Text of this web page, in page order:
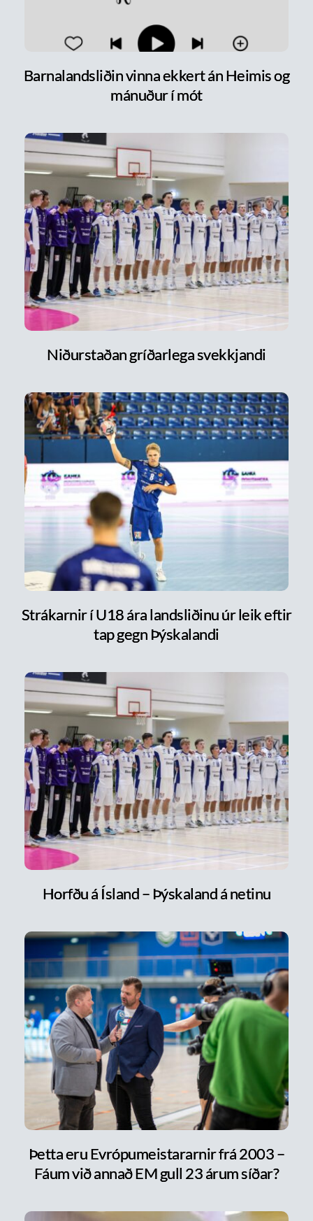
Barnalandsliðin vinna ekkert án Heimis og
mánuður í mót
Niðurstaðan gríðarlega svekkjandi
Strákarnir í U18 ára landsliðinu úr leik eftir
tap gegn Þýskalandi
Horfðu á Ísland – Þýskaland á netinu
Þetta eru Evrópumeistararnir frá 2003 –
Fáum við annað EM gull 23 árum síðar?